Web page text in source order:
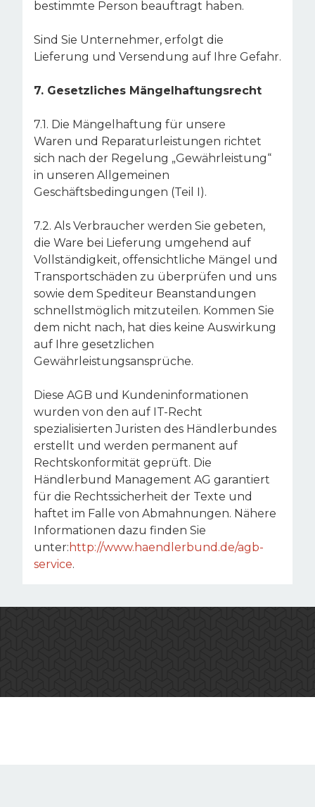
bestimmte Person beauftragt haben.
Sind Sie Unternehmer, erfolgt die
Lieferung und Versendung auf Ihre Gefahr.
7. Gesetzliches Mängelhaftungsrecht
7.1. Die Mängelhaftung für unsere
Waren und Reparaturleistungen richtet
sich nach der Regelung „Gewährleistung“
in unseren Allgemeinen
Geschäftsbedingungen (Teil I).
7.2. Als Verbraucher werden Sie gebeten,
die Ware bei Lieferung umgehend auf
Vollständigkeit, offensichtliche Mängel und
Transportschäden zu überprüfen und uns
sowie dem Spediteur Beanstandungen
schnellstmöglich mitzuteilen. Kommen Sie
dem nicht nach, hat dies keine Auswirkung
auf Ihre gesetzlichen
Gewährleistungsansprüche.
Diese AGB und Kundeninformationen
wurden von den auf IT-Recht
spezialisierten Juristen des Händlerbundes
erstellt und werden permanent auf
Rechtskonformität geprüft. Die
Händlerbund Management AG garantiert
für die Rechtssicherheit der Texte und
haftet im Falle von Abmahnungen. Nähere
Informationen dazu finden Sie
unter: http://www.haendlerbund.de/agb-
service.